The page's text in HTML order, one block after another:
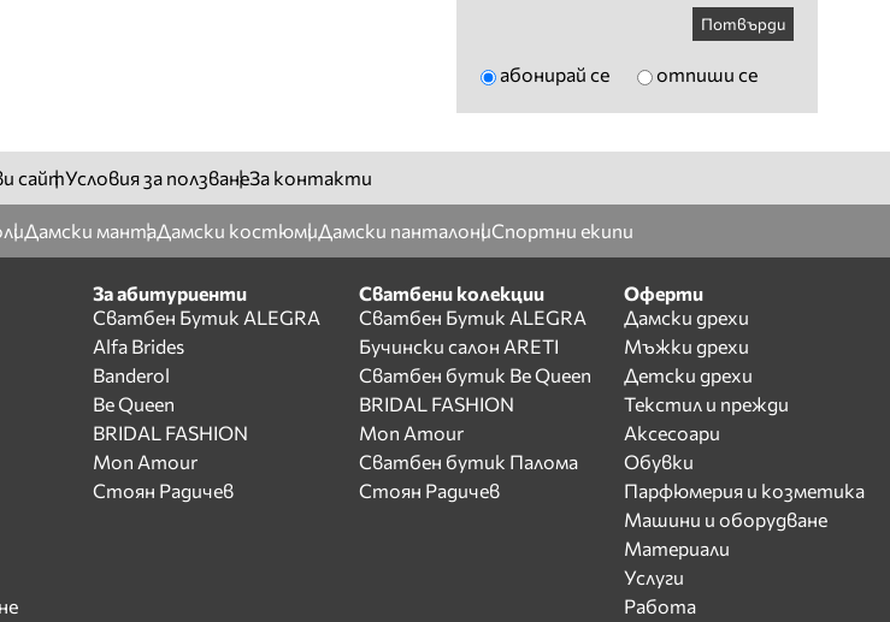
Потвърди
абонирай се отпиши се
сайтУсловия за ползванеЗа контакти
Дамски мантаДамски костюмиДамски панталониСпортни екипи
За абитуриенти
Сватбен Бутик ALEGRA
Alfa Brides
Banderol
Be Queen
BRIDAL FASHION
Mon Amour
Стоян Радичев
Сватбени колекции
Сватбен Бутик ALEGRA
Бучински салон ARETI
Сватбен бутик Be Queen
BRIDAL FASHION
Mon Amour
Сватбен бутик Палома
Стоян Радичев
Оферти
Дамски дрехи
Мъжки дрехи
Детски дрехи
Текстил и прежди
Аксесоари
Обувки
Парфюмерия и козметика
Машини и оборудване
Материали
Услуги
Работа